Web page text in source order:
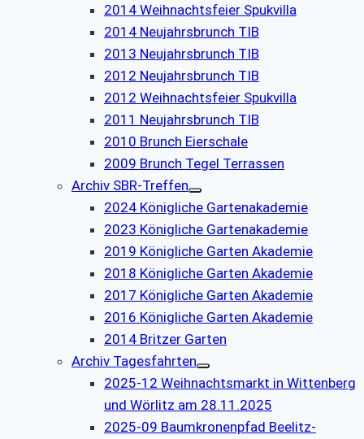
2014 Weihnachtsfeier Spukvilla
2014 Neujahrsbrunch TIB
2013 Neujahrsbrunch TIB
2012 Neujahrsbrunch TIB
2012 Weihnachtsfeier Spukvilla
2011 Neujahrsbrunch TIB
2010 Brunch Eierschale
2009 Brunch Tegel Terrassen
Archiv SBR-Treffen
2024 Königliche Gartenakademie
2023 Königliche Gartenakademie
2019 Königliche Garten Akademie
2018 Königliche Garten Akademie
2017 Königliche Garten Akademie
2016 Königliche Garten Akademie
2014 Britzer Garten
Archiv Tagesfahrten
2025-12 Weihnachtsmarkt in Wittenberg
und Wörlitz am 28.11.2025
2025-09 Baumkronenpfad Beelitz-